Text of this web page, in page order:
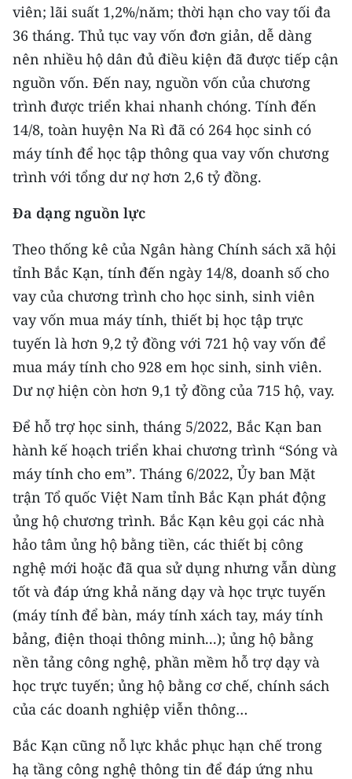
ENGLISH
FRANÇAIS
РУССКИЙ
ESPAÑOL
viên; lãi suất 1,2%/năm; thời hạn cho vay tối đa
36 tháng. Thủ tục vay vốn đơn giản, dễ dàng
nên nhiều hộ dân đủ điều kiện đã được tiếp cận
nguồn vốn. Đến nay, nguồn vốn của chương
trình được triển khai nhanh chóng. Tính đến
14/8, toàn huyện Na Rì đã có 264 học sinh có
máy tính để học tập thông qua vay vốn chương
trình với tổng dư nợ hơn 2,6 tỷ đồng.
Đa dạng nguồn lực
Theo thống kê của Ngân hàng Chính sách xã hội
tỉnh Bắc Kạn, tính đến ngày 14/8, doanh số cho
vay của chương trình cho học sinh, sinh viên
vay vốn mua máy tính, thiết bị học tập trực
tuyến là hơn 9,2 tỷ đồng với 721 hộ vay vốn để
mua máy tính cho 928 em học sinh, sinh viên.
Dư nợ hiện còn hơn 9,1 tỷ đồng của 715 hộ, vay.
Để hỗ trợ học sinh, tháng 5/2022, Bắc Kạn ban
hành kế hoạch triển khai chương trình “Sóng và
máy tính cho em”. Tháng 6/2022, Ủy ban Mặt
trận Tổ quốc Việt Nam tỉnh Bắc Kạn phát động
ủng hộ chương trình. Bắc Kạn kêu gọi các nhà
hảo tâm ủng hộ bằng tiền, các thiết bị công
nghệ mới hoặc đã qua sử dụng nhưng vẫn dùng
tốt và đáp ứng khả năng dạy và học trực tuyến
(máy tính để bàn, máy tính xách tay, máy tính
bảng, điện thoại thông minh...); ủng hộ bằng
nền tảng công nghệ, phần mềm hỗ trợ dạy và
học trực tuyến; ủng hộ bằng cơ chế, chính sách
của các doanh nghiệp viễn thông…
Bắc Kạn cũng nỗ lực khắc phục hạn chế trong
hạ tầng công nghệ thông tin để đáp ứng nhu